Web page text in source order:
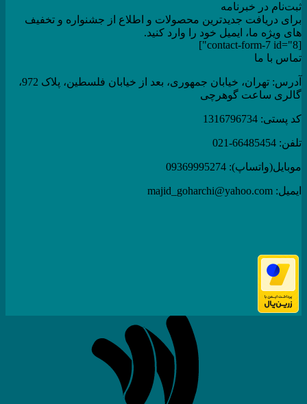
ثبت‌نام در خبرنامه
برای دریافت جدیدترین محصولات و اطلاع از جشنواره و تخفیف
های ویژه ما، ایمیل خود را وارد کنید.
[contact-form-7 id="8"]
تماس با ما
آدرس: تهران، خیابان جمهوری، بعد از خیابان فلسطین، پلاک 972،
گالری ساعت گوهرچی
کد پستی: 1316796734
تلفن: 66485454-021
موبایل(واتساپ): 09369995274
ایمیل: majid_goharchi@yahoo.com